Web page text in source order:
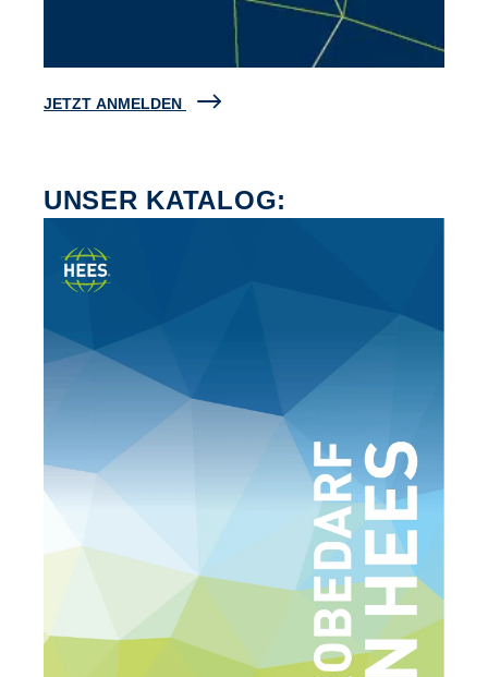
JETZT ANMELDEN
UNSER KATALOG: